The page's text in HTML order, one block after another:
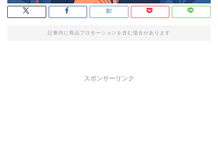
記事内に商品プロモーションを含む場合があります
スポンサーリンク